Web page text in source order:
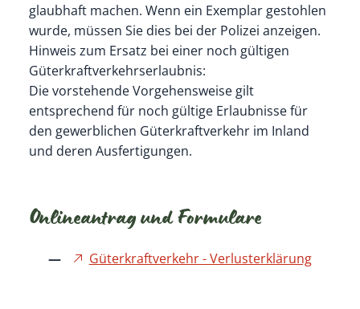
glaubhaft machen. Wenn ein Exemplar gestohlen
wurde, müssen Sie dies bei der Polizei anzeigen.
Hinweis zum Ersatz bei einer noch gültigen
Güterkraftverkehrserlaubnis:
Die vorstehende Vorgehensweise gilt
entsprechend für noch gültige Erlaubnisse für
den gewerblichen Güterkraftverkehr im Inland
und deren Ausfertigungen.
Onlineantrag und Formulare
Güterkraftverkehr - Verlusterklärung